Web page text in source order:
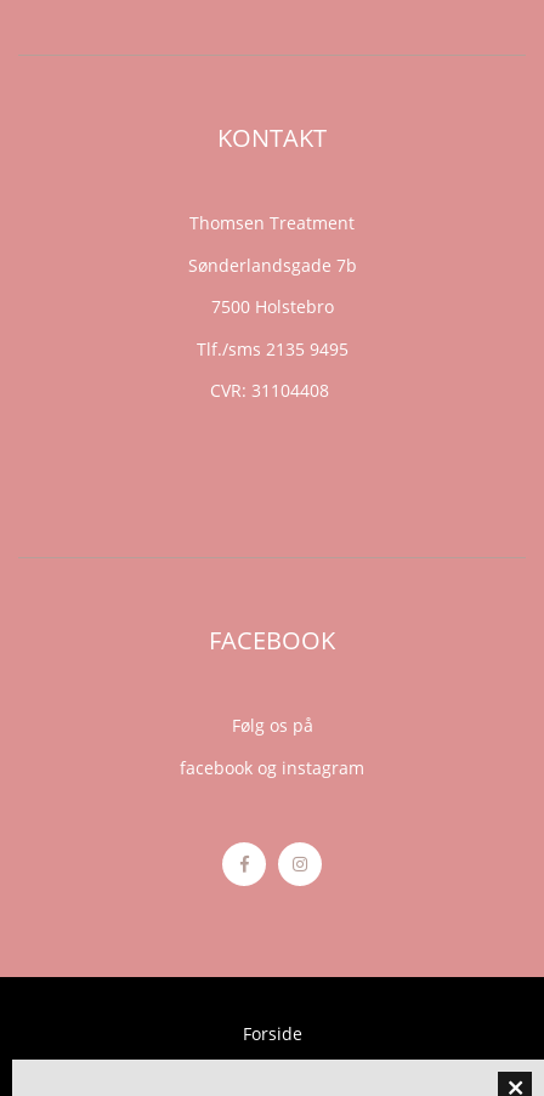

KONTAKT
Thomsen Treatment
Sønderlandsgade 7b
7500 Holstebro
Tlf./sms 2135 9495
CVR: 31104408
FACEBOOK
Følg os på
facebook og instagram
Forside